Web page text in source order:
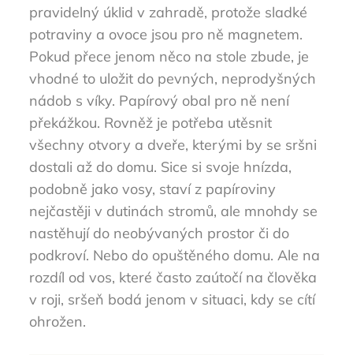
pravidelný úklid v zahradě, protože sladké
potraviny a ovoce jsou pro ně magnetem.
Pokud přece jenom něco na stole zbude, je
vhodné to uložit do pevných, neprodyšných
nádob s víky. Papírový obal pro ně není
překážkou. Rovněž je potřeba utěsnit
všechny otvory a dveře, kterými by se sršni
dostali až do domu. Sice si svoje hnízda,
podobně jako vosy, staví z papíroviny
nejčastěji v dutinách stromů, ale mnohdy se
nastěhují do neobývaných prostor či do
podkroví. Nebo do opuštěného domu. Ale na
rozdíl od vos, které často zaútočí na člověka
v roji, sršeň bodá jenom v situaci, kdy se cítí
ohrožen.